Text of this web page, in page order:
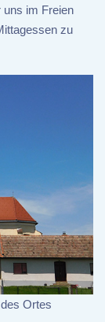
uns im Freien
zu
Ortes